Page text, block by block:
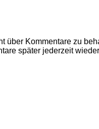
über Kommentare zu
später jederzeit